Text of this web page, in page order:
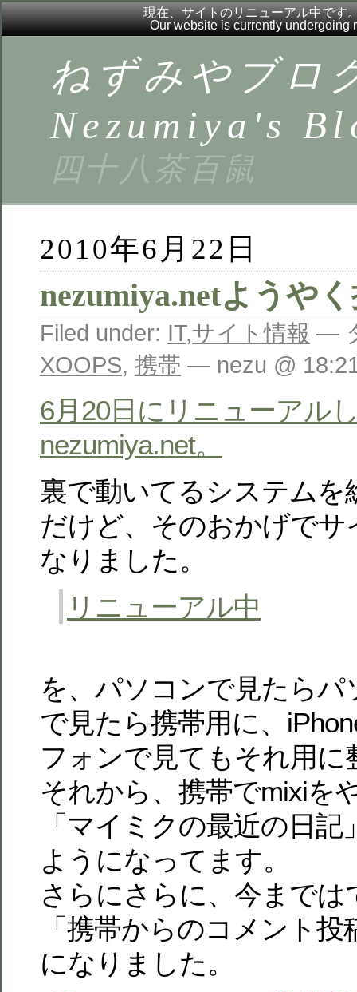
現在、サイトのリニューアル中です
Our website is currently undergoing
ねずみやブロ
Nezumiya's
四十八茶百鼠
2010年6月22日
nezumiya.netようや
Filed under: IT,サイト情報 —
XOOPS, 携帯 — nezu @
6月20日にリニューアル
nezumiya.net。
裏で動いてるシステムを
だけど、そのおかげでサ
なりました。
リニューアル中
を、パソコンで見たらパ
で見たら携帯用に、
フォンで見てもそれ用に
それから、携帯でmixiを
「マイミクの最近の日
ようになってます。
さらにさらに、今までは
「携帯からのコメント
になりました。